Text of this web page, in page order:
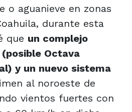
o aguanieve en zonas
durante esta
que un complejo
Octava
y un nuevo sistema
al noroeste de
vientos fuertes con